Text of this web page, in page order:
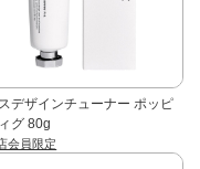
デザインチューナー ポッピ
グ 80g
会員限定